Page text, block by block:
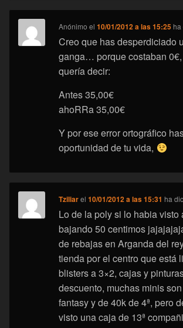
Anónimo el10/01/2012 a las 15:25 ha
Creo que has desperdiciado
ganga… porque costaban
quería decir:
Antes 35,00€
ahoRRa 35,00€
Y por ese error ortográfico
oportunidad de tu vida,
Tziliarel10/01/2012 a las 15:31 ha
Lo de la poly si lo habia visto
bajando 50 centimos
de rebajas en Arganda del
tienda por el centro que está
blisters a 3×2, cajas y
descuento, muchas minis
fantasy y de 40k de 4ª, pero
visto una caja de 13ª